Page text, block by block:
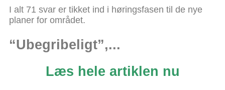
I alt 71 svar er tikket ind i høringsfasen til de nye
planer for området.
“Ubegribeligt”,...
Læs hele artiklen nu